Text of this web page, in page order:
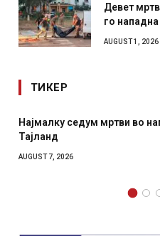
Девет
го нападна
AUGUST 1, 2026
ТИКЕР
врз училиште во